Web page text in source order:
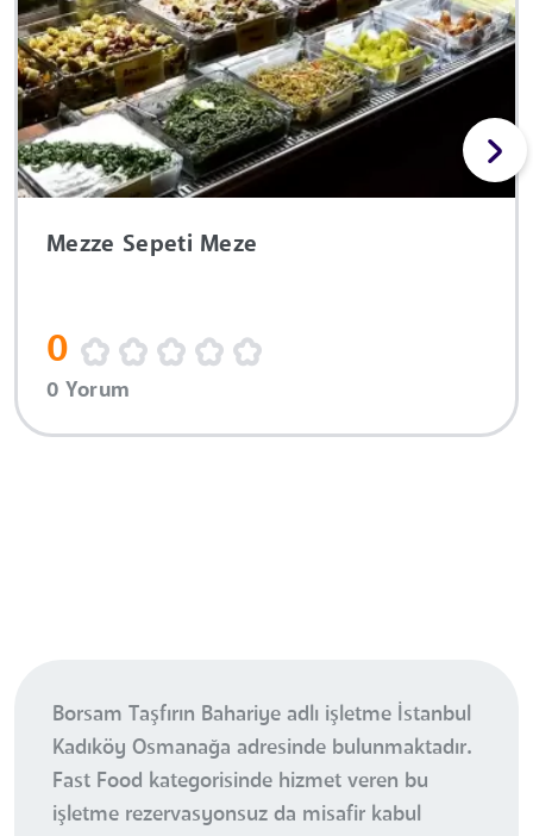
Mezze Sepeti Meze
0
0 Yorum
Borsam Taşfırın Bahariye adlı işletme İstanbul
Kadıköy Osmanağa adresinde bulunmaktadır.
Fast Food kategorisinde hizmet veren bu
işletme rezervasyonsuz da misafir kabul